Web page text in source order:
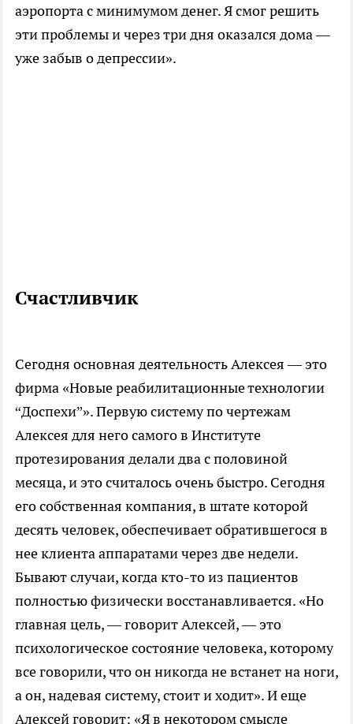
аэропорта с минимумом денег. Я смог решить
эти проблемы и через три дня оказался дома —
уже забыв о депрессии».
Счастливчик
Сегодня основная деятельность Алексея — это
фирма «Новые реабилитационные технологии
“Доспехи”». Первую систему по чертежам
Алексея для него самого в Институте
протезирования делали два с половиной
месяца, и это считалось очень быстро. Сегодня
его собственная компания, в штате которой
десять человек, обеспечивает обратившегося в
нее клиента аппаратами через две недели.
Бывают случаи, когда кто-то из пациентов
полностью физически восстанавливается. «Но
главная цель, — говорит Алексей, — это
психологическое состояние человека, которому
все говорили, что он никогда не встанет на ноги,
а он, надевая систему, стоит и ходит». И еще
Алексей говорит: «Я в некотором смысле